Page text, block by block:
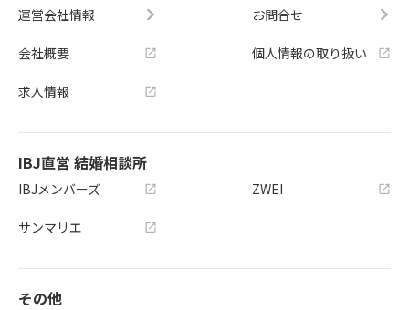
運営会社情報
会社概要
求人情報
お問合せ
個人情報の取り扱い
IBJ直営 結婚相談所
IBJメンバーズ
サンマリエ
ZWEI
その他